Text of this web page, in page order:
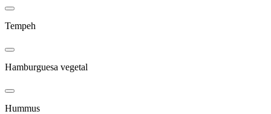
Tempeh
Hamburguesa vegetal
Hummus